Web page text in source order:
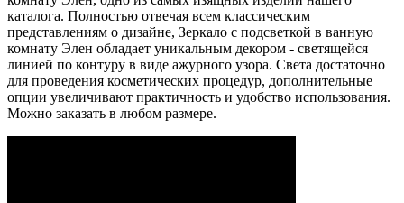
каталога. Полностью отвечая всем классическим
представлениям о дизайне, Зеркало с подсветкой в ванную
комнату Элен обладает уникальным декором - светящейся
линией по контуру в виде ажурного узора. Света достаточно
для проведения косметических процедур, дополнительные
опции увеличивают практичность и удобство использования.
Можно заказать в любом размере.